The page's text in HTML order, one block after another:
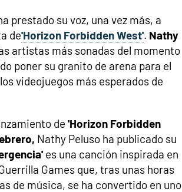
prestado su voz, una vez más, a
de'Horizon Forbidden West'. Nathy
artistas más sonadas del momento
poner su granito de arena para el
videojuegos más esperados de
de 'Horizon Forbidden
Nathy Peluso ha publicado su
es una canción inspirada en
Games que, tras unas horas
de música, se ha convertido en uno